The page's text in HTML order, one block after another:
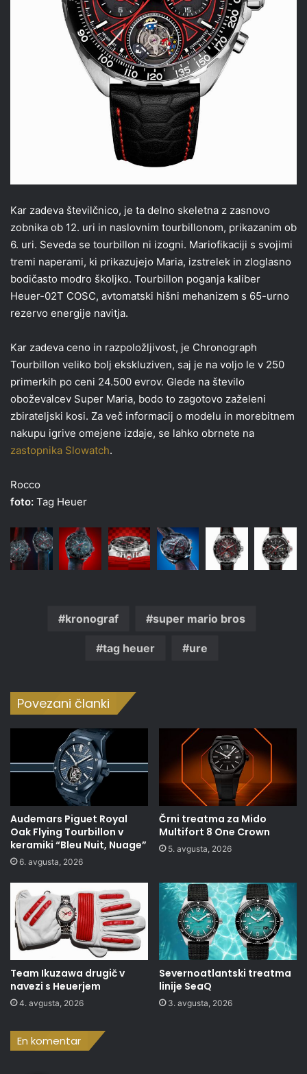
Kar zadeva številčnico, je ta delno skeletna z zasnovo
zobnika ob 12. uri in naslovnim tourbillonom, prikazanim ob
6. uri. Seveda se tourbillon ni izogni. ​​Mariofikaciji s svojimi
tremi naperami, ki prikazujejo Maria, izstrelek in zloglasno
bodičasto modro školjko. Tourbillon poganja kaliber
Heuer-02T COSC, avtomatski hišni mehanizem s 65-urno
rezervo energije navitja.
Kar zadeva ceno in razpoložljivost, je Chronograph
Tourbillon veliko bolj ekskluziven, saj je na voljo le v 250
primerkih po ceni 24.500 evrov. Glede na število
oboževalcev Super Maria, bodo to zagotovo zaželeni
zbirateljski kosi. Za več informacij o modelu in morebitnem
nakupu igrive omejene izdaje, se lahko obrnete na
zastopnika Slowatch.
Rocco
foto: Tag Heuer
kronograf super mario bros
tag heuer ure
Povezani članki
Audemars Piguet Royal
Oak Flying Tourbillon v
keramiki “Bleu Nuit, Nuage”
6. avgusta, 2026
Črni treatma za Mido
Multifort 8 One Crown
5. avgusta, 2026
Team Ikuzawa drugič v
navezi s Heuerjem
4. avgusta, 2026
Severnoatlantski treatma
linije SeaQ
3. avgusta, 2026
En komentar